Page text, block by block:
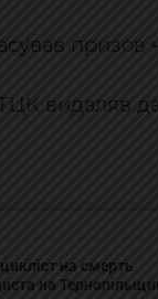
призов
видаляв
на смерть
на